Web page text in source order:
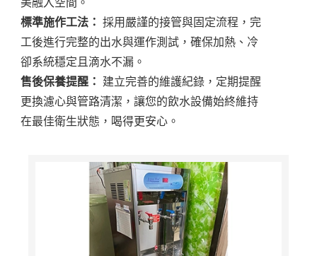
美融入空間。
標準施作工法： 採用嚴謹的接管與固定流程，完
工後進行完整的出水與運作測試，確保加熱、冷
卻系統穩定且滴水不漏。
售後保養提醒：
建立完善的維護紀錄，定期提醒
更換濾心與管路清潔，讓您的飲水設備始終維持
在最佳衛生狀態，喝得更安心。